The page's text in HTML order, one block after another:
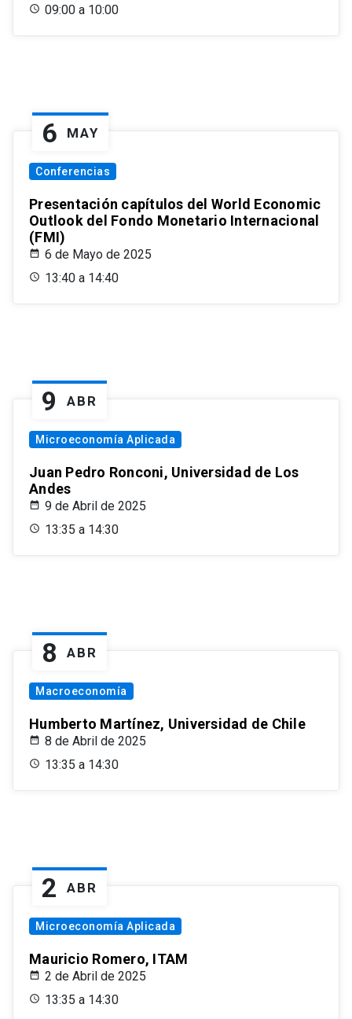
09:00 a 10:00
6 MAY
Conferencias
Presentación capítulos del World Economic
Outlook del Fondo Monetario Internacional
(FMI)
6 de Mayo de 2025
13:40 a 14:40
9 ABR
Microeconomía Aplicada
Juan Pedro Ronconi, Universidad de Los
Andes
9 de Abril de 2025
13:35 a 14:30
8 ABR
Macroeconomía
Humberto Martínez, Universidad de Chile
8 de Abril de 2025
13:35 a 14:30
2 ABR
Microeconomía Aplicada
Mauricio Romero, ITAM
2 de Abril de 2025
13:35 a 14:30